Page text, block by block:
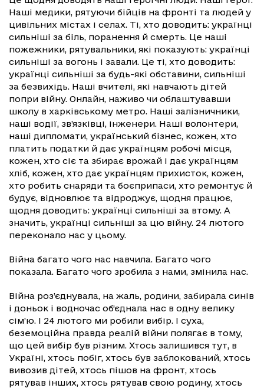
Наші медики, рятуючи бійців на фронті та людей у
цивільних містах і селах. Ті, хто доводить: українці
сильніші за біль, поранення й смерть. Це наші
пожежники, рятувальники, які показують: українці
сильніші за вогонь і завали. Це ті, хто доводить:
українці сильніші за будь-які обставини, сильніші
за безвихідь. Наші вчителі, які навчають дітей
попри війну. Онлайн, наживо чи облаштувавши
школу в харківському метро. Наші залізничники,
наші водії, зв’язківці, інженери. Наші волонтери,
наші дипломати, український бізнес, кожен, хто
платить податки й дає українцям робочі місця,
кожен, хто сіє та збирає врожай і дає українцям
хліб, кожен, хто дає українцям прихисток, кожен,
хто робить снаряди та боєприпаси, хто ремонтує й
будує, відновлює та відроджує, щодня працює,
щодня доводить: українці сильніші за втому. А
значить, українці сильніші за цю війну. 24 лютого
переконало нас у цьому.
Війна багато чого нас навчила. Багато чого
показала. Багато чого зробила з нами, змінила нас.
Війна роз’єднувала, на жаль, родини, забирала синів
і доньок і водночас об’єднала нас в одну велику
сім’ю. І 24 лютого ми робили вибір. І суха,
беземоційна правда реалій війни полягає в тому,
що цей вибір був різним. Хтось залишився тут, в
Україні, хтось побіг, хтось був заблокований, хтось
вивозив дітей, хтось пішов на фронт, хтось
рятував інших, хтось рятував свою родину, хтось